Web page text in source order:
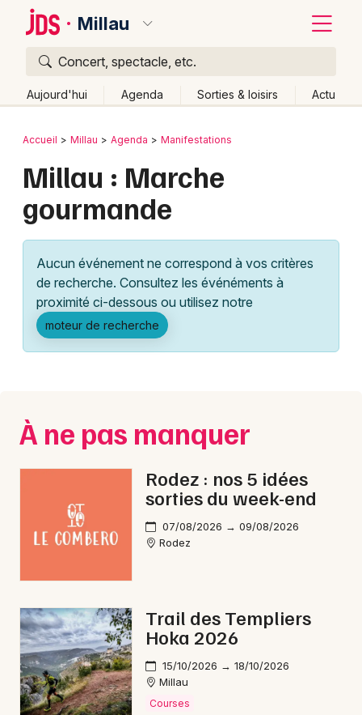
Millau
Concert, spectacle, etc.
Aujourd'hui Agenda Sorties & loisirs Actu
Publier un événement
Grands événements
Activité & Expérience
Manifestations
Foires & salons
Concerts
Sports
Soirées
Sorties famille
Sorties & loisirs
Marche gourmande en Aveyron
Marche gourmande en Midi-Pyrénées
Bordeaux
Colmar
Lille
Lyon
Marseille
Mulhouse
Nice
Paris
Strasbourg
Toulouse
Retour
Accueil Millau Agenda Manifestations
Millau : Marche
gourmande
Aucun événement ne correspond à vos critères
de recherche. Consultez les événéments à
proximité ci-dessous ou utilisez notre
moteur de recherche
À ne pas manquer
Rodez : nos 5 idées
sorties du week-end
07/08/2026 → 09/08/2026
Rodez
Trail des Templiers
Hoka 2026
15/10/2026 → 18/10/2026
Millau
Courses
Quoi ?
Où ?
Partout
Près de moi Changer de lieu
Quand ?
Aujourd'hui
Demain Ce week-end Autre